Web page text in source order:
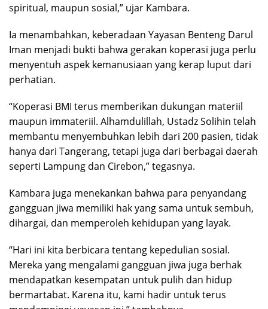
spiritual, maupun sosial,” ujar Kambara.
Ia menambahkan, keberadaan Yayasan Benteng Darul
Iman menjadi bukti bahwa gerakan koperasi juga perlu
menyentuh aspek kemanusiaan yang kerap luput dari
perhatian.
“Koperasi BMI terus memberikan dukungan materiil
maupun immateriil. Alhamdulillah, Ustadz Solihin telah
membantu menyembuhkan lebih dari 200 pasien, tidak
hanya dari Tangerang, tetapi juga dari berbagai daerah
seperti Lampung dan Cirebon,” tegasnya.
Kambara juga menekankan bahwa para penyandang
gangguan jiwa memiliki hak yang sama untuk sembuh,
dihargai, dan memperoleh kehidupan yang layak.
“Hari ini kita berbicara tentang kepedulian sosial.
Mereka yang mengalami gangguan jiwa juga berhak
mendapatkan kesempatan untuk pulih dan hidup
bermartabat. Karena itu, kami hadir untuk terus